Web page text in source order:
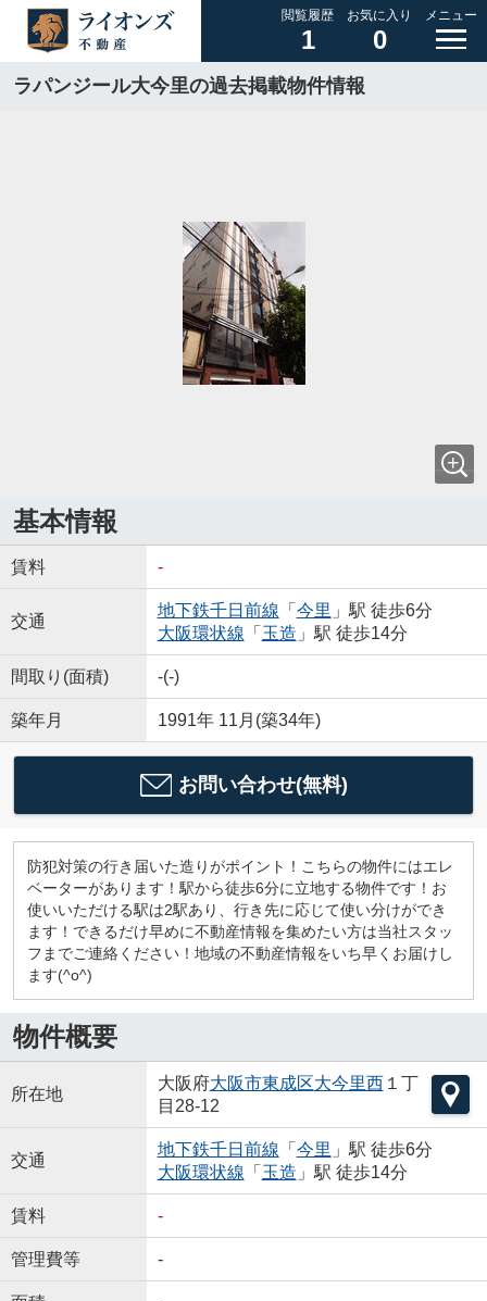
閲覧履歴
1
お気に入り
0
メニュー
ラパンジール大今里の過去掲載物件情報
基本情報
賃料 -
交通
地下鉄千日前線 「 今里 」駅 徒歩6分
大阪環状線 「 玉造 」駅 徒歩14分
間取り(面積) -(-)
築年月 1991年 11月(築34年)
お問い合わせ(無料)
防犯対策の行き届いた造りがポイント！こちらの物件にはエレ
ベーターがあります！駅から徒歩6分に立地する物件です！お
使いいただける駅は2駅あり、行き先に応じて使い分けができ
ます！できるだけ早めに不動産情報を集めたい方は当社スタッ
フまでご連絡ください！地域の不動産情報をいち早くお届けし
ます(^o^)
物件概要
所在地
大阪府大阪市東成区大今里西１丁
目28-12
交通
地下鉄千日前線 「 今里 」駅 徒歩6分
大阪環状線 「 玉造 」駅 徒歩14分
賃料 -
管理費等 -